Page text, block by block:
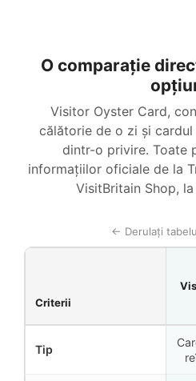
O comparație
Visitor Oyster Card,
călătorie de o zi și
dintr-o privire. Toate
informațiilor oficiale de la
VisitBritain Shop,
← Derulați
Criterii
Tip